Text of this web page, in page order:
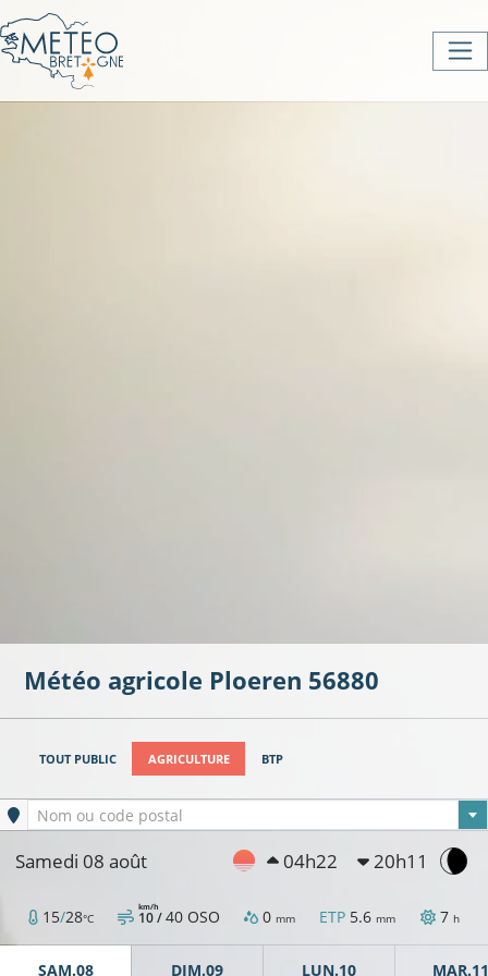
Météo agricole Ploeren 56880
TOUT PUBLIC AGRICULTURE BTP
Ville sélectionnée
Nom ou code postal
Samedi 08 août 04h22 20h11
15/28°C 10 /
km/h 40 OSO 0 mm ETP 5.6 mm 7 h
SAM.08 DIM.09 LUN.10 MAR.11